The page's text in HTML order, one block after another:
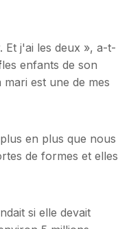
Et j'ai les deux », a-t-
les enfants de son
est une de mes
en plus que nous
de formes et elles
si elle devait